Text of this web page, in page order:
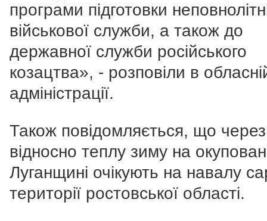
програми підготовки
військової служби, а також до
державної служби російського
козацтва», - розповіли в
адміністрації.
Також повідомляється, що через
відносно теплу зиму на
Луганщині очікують на навалу
території ростовської області.